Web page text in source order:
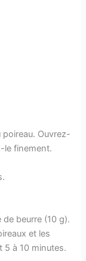
poireau. Ouvrez-
le finement.
beurre (10 g).
et les
5 à 10 minutes.